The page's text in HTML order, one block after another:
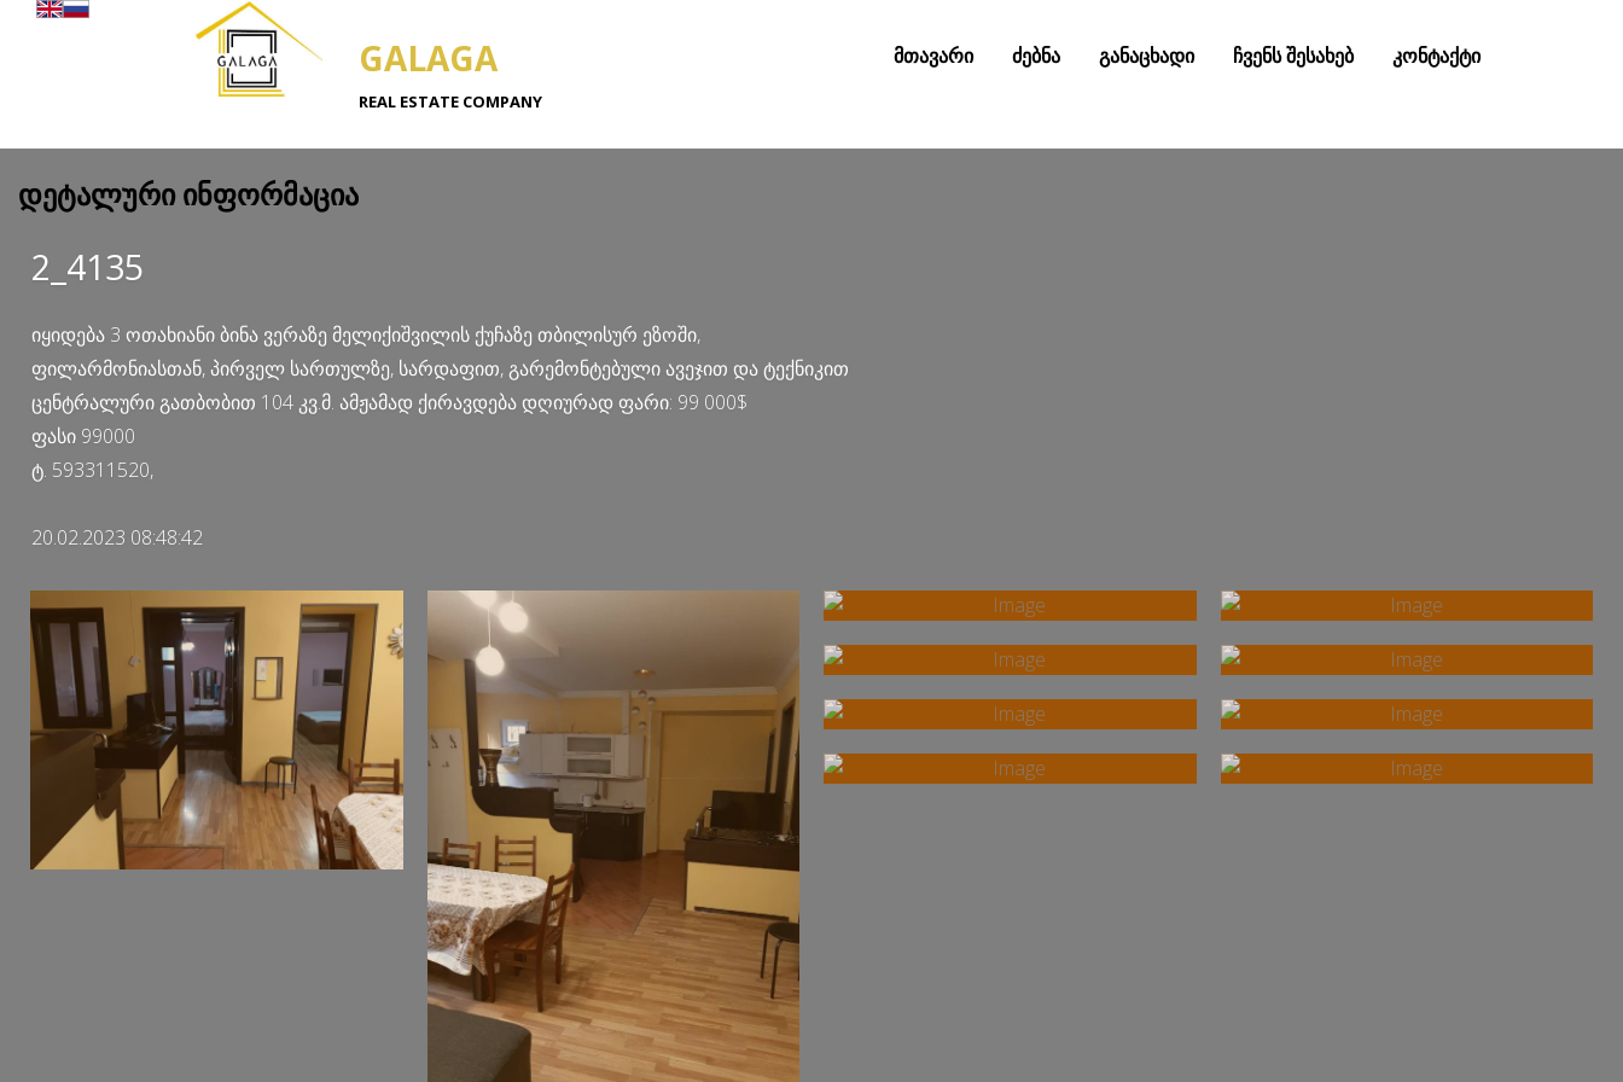
GALAGA
REAL ESTATE COMPANY
მთავარი ძებნა განაცხადი ჩვენს შესახებ კონტაქტი
დეტალური ინფორმაცია
2_4135
იყიდება 3 ოთახიანი ბინა ვერაზე მელიქიშვილის ქუჩაზე თბილისურ ეზოში,
ფილარმონიასთან, პირველ სართულზე, სარდაფით, გარემონტებული ავეჯით და ტექნიკით
ცენტრალური გათბობით 104 კვ.მ. ამჟამად ქირავდება დღიურად ფარი: 99 000$
ფასი 99000
ტ. 593311520,
20.02.2023 08:48:42